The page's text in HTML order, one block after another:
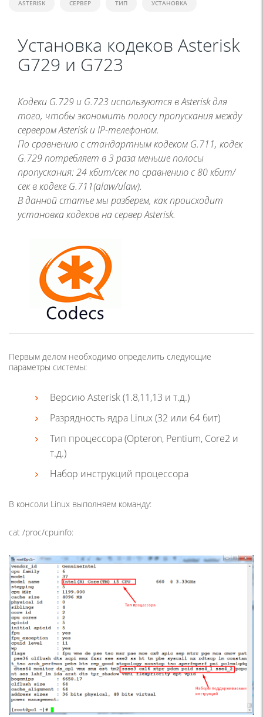
ASTERISK СЕРВЕР ТИП УСТАНОВКА
Установка кодеков Asterisk
G729 и G723
Кодеки G.729 и G.723 используются в Asterisk для
того, чтобы экономить полосу пропускания между
сервером Asterisk и IP-телефоном.
По сравнению с стандартным кодеком G.711, кодек
G.729 потребляет в 3 раза меньше полосы
пропускания: 24 кбит/сек по сравнению с 80 кбит/
сек в кодеке G.711(alaw/ulaw).
В данной статье мы разберем, как происходит
установка кодеков на сервер Asterisk.
Первым делом необходимо определить следующие
параметры системы:
Версию Asterisk (1.8,11,13 и т.д.)
Разрядность ядра Linux (32 или 64 бит)
Тип процессора (Opteron, Pentium, Core2 и
т.д.)
Набор инструкций процессора
В консоли Linux выполняем команду:
cat /proc/cpuinfo: